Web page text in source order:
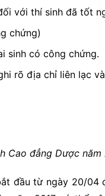
với thí sinh đã tốt
chứng)
sinh có công chứng.
rõ địa chỉ liên lạc
Cao đẳng Dược năm
đầu từ ngày 20/04